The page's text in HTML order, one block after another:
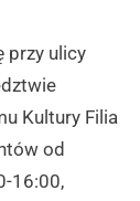
przy ulicy
Kultury Filia
od
16:00,